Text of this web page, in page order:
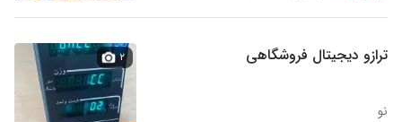
ترازو دیجیتال فروشگاهی
نو
۲